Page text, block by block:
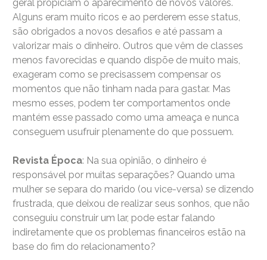
geral propiciam o aparecimento de novos valores.
Alguns eram muito ricos e ao perderem esse status,
são obrigados a novos desafios e até passam a
valorizar mais o dinheiro. Outros que vêm de classes
menos favorecidas e quando dispõe de muito mais,
exageram como se precisassem compensar os
momentos que não tinham nada para gastar. Mas
mesmo esses, podem ter comportamentos onde
mantém esse passado como uma ameaça e nunca
conseguem usufruir plenamente do que possuem.
Revista Época: Na sua opinião, o dinheiro é
responsável por muitas separações? Quando uma
mulher se separa do marido (ou vice-versa) se dizendo
frustrada, que deixou de realizar seus sonhos, que não
conseguiu construir um lar, pode estar falando
indiretamente que os problemas financeiros estão na
base do fim do relacionamento?